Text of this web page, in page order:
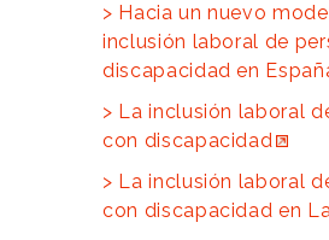
Hacia un nuevo
inclusión laboral de
discapacidad en
La inclusión laboral
con discapacidad
La inclusión laboral
con discapacidad en